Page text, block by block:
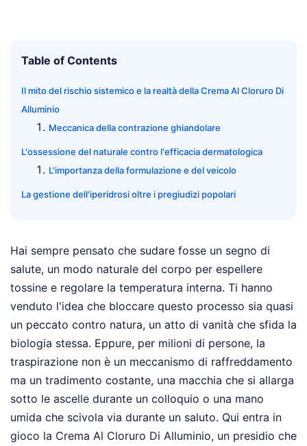
Table of Contents
Il mito del rischio sistemico e la realtà della Crema Al Cloruro Di
Alluminio
Meccanica della contrazione ghiandolare
L'ossessione del naturale contro l'efficacia dermatologica
L'importanza della formulazione e del veicolo
La gestione dell'iperidrosi oltre i pregiudizi popolari
Hai sempre pensato che sudare fosse un segno di
salute, un modo naturale del corpo per espellere
tossine e regolare la temperatura interna. Ti hanno
venduto l'idea che bloccare questo processo sia quasi
un peccato contro natura, un atto di vanità che sfida la
biologia stessa. Eppure, per milioni di persone, la
traspirazione non è un meccanismo di raffreddamento
ma un tradimento costante, una macchia che si allarga
sotto le ascelle durante un colloquio o una mano
umida che scivola via durante un saluto. Qui entra in
gioco la Crema Al Cloruro Di Alluminio, un presidio che